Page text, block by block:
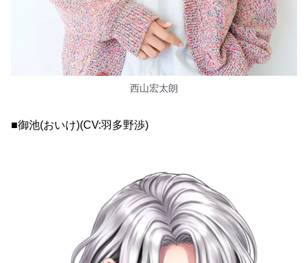
西山宏太朗
■御池(おいけ)(CV:羽多野渉)